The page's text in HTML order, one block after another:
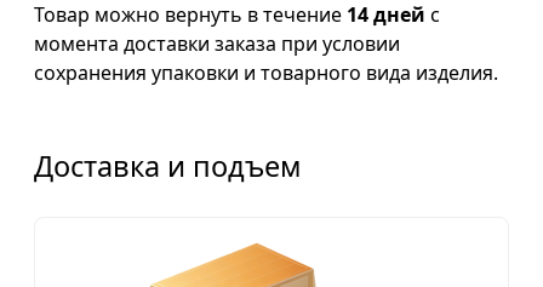
Товар можно вернуть в течение 14 дней с
момента доставки заказа при условии
сохранения упаковки и товарного вида изделия.
Доставка и подъем